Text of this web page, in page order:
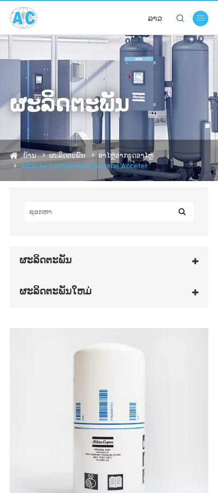
ລາວ  
ຜະລິດຕະພັນ
ບ້ານ ຜະລິດຕະພັນ
ອາໄຫຼ່ອາກາດອາໄຫຼ່
Atlas Air Compressor Excome Acceter
ຜະລິດຕະພັນ
ຜະລິດຕະພັນໃຫມ່